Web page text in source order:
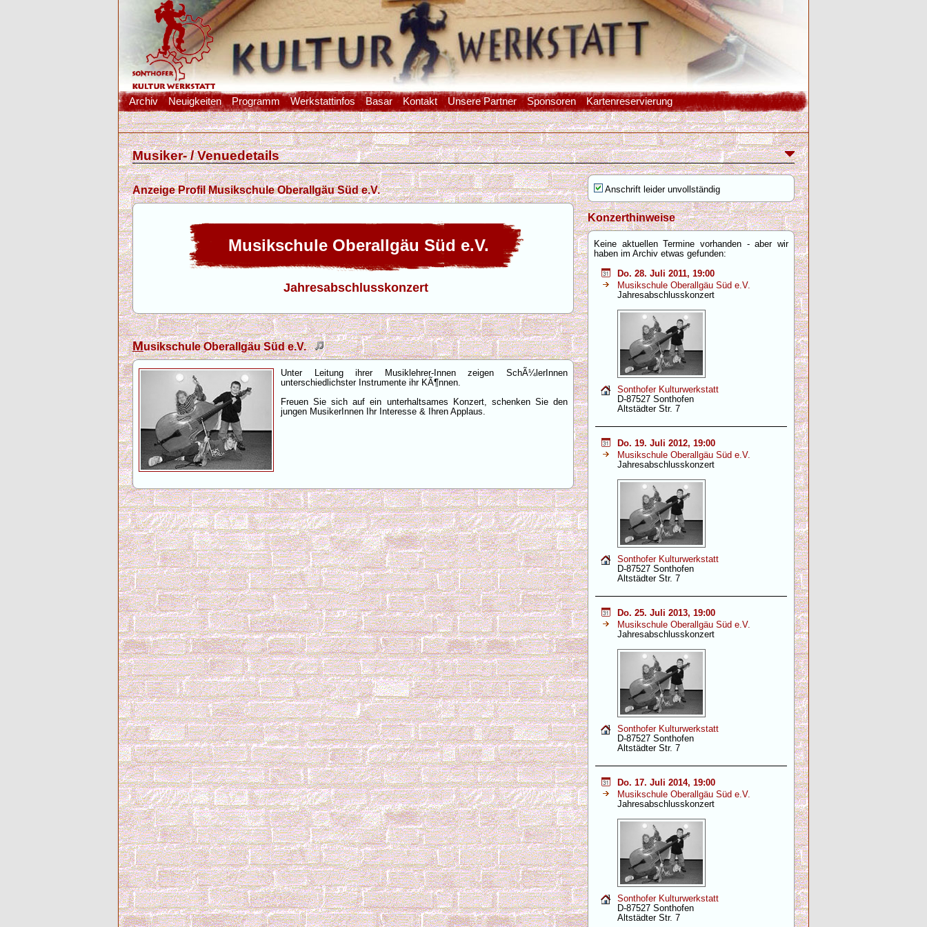
Archiv Neuigkeiten Programm Werkstattinfos Basar Kontakt Unsere Partner Sponsoren Kartenreservierung
Musiker- / Venuedetails
Anzeige Profil Musikschule Oberallgäu Süd e.V.
Musikschule Oberallgäu Süd e.V.
Jahresabschlusskonzert
Musikschule Oberallgäu Süd e.V.
Unter Leitung ihrer Musiklehrer-Innen zeigen SchÃ¼lerInnen
unterschiedlichster Instrumente ihr KÃ¶nnen.
Freuen Sie sich auf ein unterhaltsames Konzert, schenken Sie den
jungen MusikerInnen Ihr Interesse & Ihren Applaus.
Anschrift leider unvollständig
Konzerthinweise
Keine aktuellen Termine vorhanden - aber wir
haben im Archiv etwas gefunden:
Do. 28. Juli 2011, 19:00
Musikschule Oberallgäu Süd e.V.
Jahresabschlusskonzert
Sonthofer Kulturwerkstatt
D-87527 Sonthofen
Altstädter Str. 7
Do. 19. Juli 2012, 19:00
Musikschule Oberallgäu Süd e.V.
Jahresabschlusskonzert
Sonthofer Kulturwerkstatt
D-87527 Sonthofen
Altstädter Str. 7
Do. 25. Juli 2013, 19:00
Musikschule Oberallgäu Süd e.V.
Jahresabschlusskonzert
Sonthofer Kulturwerkstatt
D-87527 Sonthofen
Altstädter Str. 7
Do. 17. Juli 2014, 19:00
Musikschule Oberallgäu Süd e.V.
Jahresabschlusskonzert
Sonthofer Kulturwerkstatt
D-87527 Sonthofen
Altstädter Str. 7